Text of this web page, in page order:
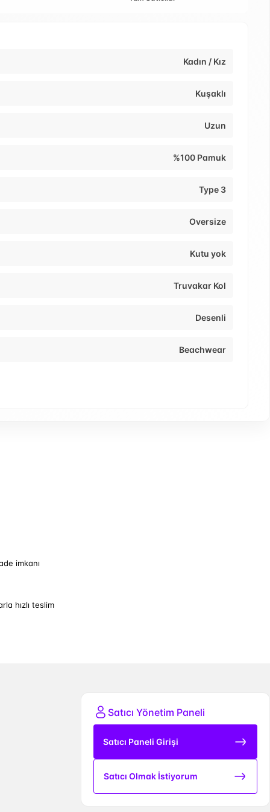
Kadın / Kız
Kuşaklı
Uzun
%100 Pamuk
Type 3
Oversize
Kutu yok
Truvakar Kol
Desenli
Beachwear
imkanı
hızlı teslim
Satıcı Yönetim Paneli
Satıcı Paneli Girişi
Satıcı Olmak İstiyorum